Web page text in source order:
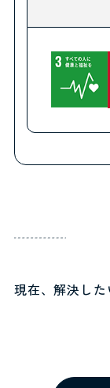
現在、解決した